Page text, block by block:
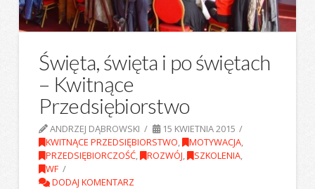
Święta, święta i po świętach
– Kwitnące
Przedsiębiorstwo
ANDRZEJ DĄBROWSKI
15 KWIETNIA 2015
KWITNĄCE PRZEDSIĘBIORSTWO, MOTYWACJA,
PRZEDSIĘBIORCZOŚĆ, ROZWÓJ, SZKOLENIA,
WF
DODAJ KOMENTARZ